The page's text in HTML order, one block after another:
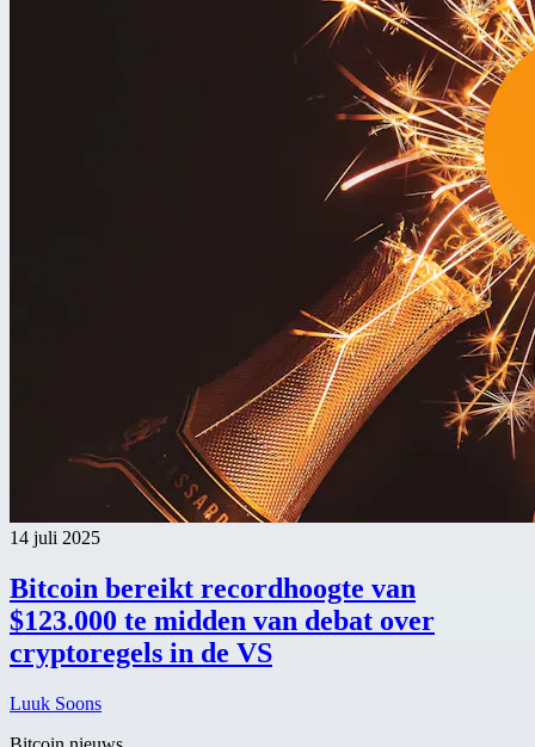
14 juli 2025
Bitcoin bereikt recordhoogte van
$123.000 te midden van debat over
cryptoregels in de VS
Luuk Soons